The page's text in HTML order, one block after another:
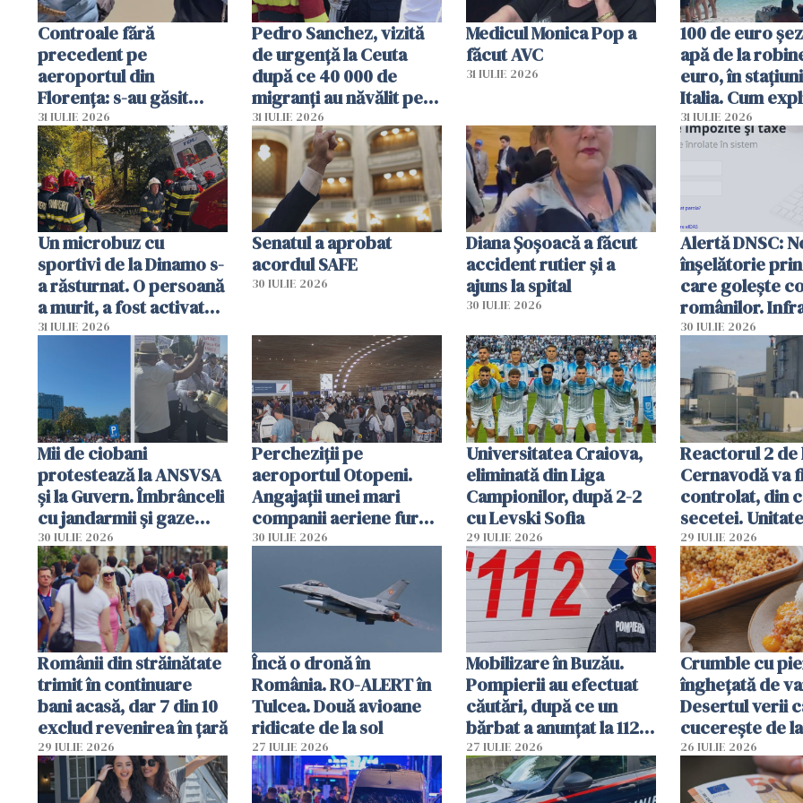
Controale fără
precedent pe
aeroportul din
Florența: s-au găsit
capete de aligator și o
sumă imensă de bani
31 IULIE 2026
Pedro Sanchez, vizită
de urgență la Ceuta
după ce 40 000 de
migranți au năvălit pe
teritoriul spaniol: „Vom
mobiliza toate
resursele"
31 IULIE 2026
Medicul Monica Pop a
făcut AVC
31 IULIE 2026
100 de euro
apă de la
euro, în
Italia. Cum
autoritățile
31 IULIE 2026
Un microbuz cu
sportivi de la Dinamo s-
a răsturnat. O persoană
a murit, a fost activat
planul roșu de
31 IULIE 2026
Senatul a aprobat
acordul SAFE
30 IULIE 2026
Diana Șoșoacă a făcut
accident rutier și a
ajuns la spital
30 IULIE 2026
Alertă DNSC:
înșelătorie prin
care golește
românilor.
folosesc
Ghișeul.ro și
Române
30 IULIE 2026
Mii de ciobani
protestează la ANSVSA
și la Guvern. Îmbrânceli
cu jandarmii și gaze
lacrimogene
30 IULIE 2026
Percheziții pe
aeroportul Otopeni.
Angajații unei mari
companii aeriene furau
parfumuri, ceasuri și
vânzării
30 IULIE 2026
Universitatea Craiova,
eliminată din Liga
Campionilor, după 2-2
cu Levski Sofia
29 IULIE 2026
Reactorul 2 de
Cernavodă va
controlat, din
secetei.
deja oprită
29 IULIE 2026
Românii din străinătate
trimit în continuare
bani acasă, dar 7 din 10
exclud revenirea în țară
29 IULIE 2026
Încă o dronă în
România. RO-ALERT în
Tulcea. Două avioane
ridicate de la sol
27 IULIE 2026
Mobilizare în Buzău.
Pompierii au efectuat
căutări, după ce un
bărbat a anunțat la 112
că a văzut un obiect
luminos
27 IULIE 2026
Crumble cu
înghețată de
Desertul verii
cucerește de
lingură
26 IULIE 2026